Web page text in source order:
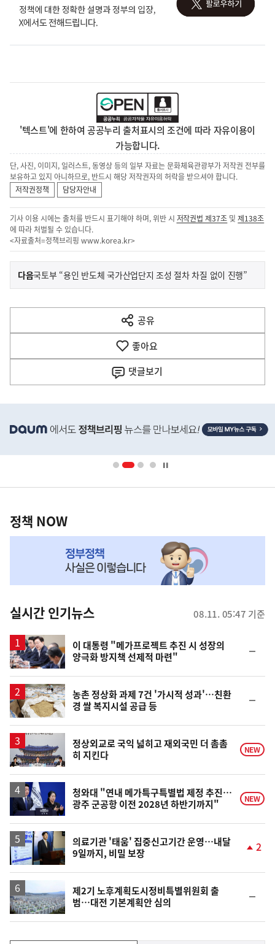
'텍스트'에 한하여 공공누리 출처표시의 조건에 따라 자유이용이
가능합니다.
단, 사진, 이미지, 일러스트, 동영상 등의 일부 자료는 문화체육관광부가 저작권 전부를
보유하고 있지 아니하므로, 반드시 해당 저작권자의 허락을 받으셔야 합니다.
저작권정책
담당자안내
기사 이용 시에는 출처를 반드시 표기해야 하며, 위반 시 저작권법 제37조 및제138조
에 따라 처벌될 수 있습니다.
<자료출처=정책브리핑 www.korea.kr>
이
전
다
음
다음기
사
국토부 “용인 반도체 국가산업단지 조성 절차 차질 없이 진행”
공유
열
기
좋아요
댓글보기
단
영
책
NOW,
뉴
스
정책 NOW
실시간 인기뉴스 08.11. 05:47 기준
이 대통령 "메가프로젝트 추진 시 성장의
양극화 방지책 선제적 마련"
일
농촌 정상화 과제 7건 '가시적 성과'…친환
경 쌀 복지시설 공급 등
일
정상외교로 국익 넓히고 재외국민 더 촘촘
히 지킨다
NEW
청와대 "연내 메가특구특별법 제정 추진…
광주 군공항 이전 2028년 하반기까지"
NEW
의료기관 '태움' 집중신고기간 운영…내달
9일까지, 비밀 보장
상
2
제2기 노후계획도시정비특별위원회 출
범…대전 기본계획안 심의
일